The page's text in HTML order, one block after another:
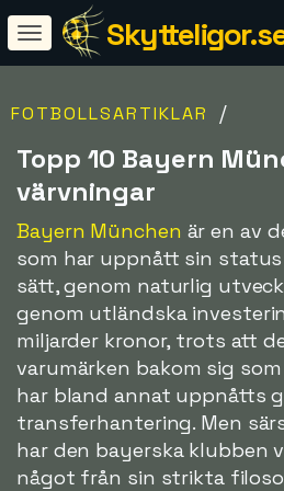
FOTBOLLSARTIKLAR /
Topp 10 Bayern
värvningar
Bayern München är en av
som har uppnått sin
sätt, genom naturlig
genom utländska
miljarder kronor, trots att
varumärken bakom sig
har bland annat uppnåtts
transferhantering. Men
har den bayerska klubben
något från sin strikta